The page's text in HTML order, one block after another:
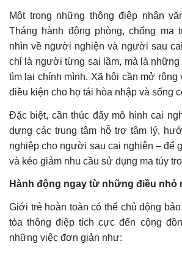
Một trong những thông điệp nhân
Tháng hành động phòng, chống ma
nhìn về người nghiện và người sau
chỉ là người từng sai lầm, mà là
tìm lại chính mình. Xã hội cần mở rộng
điều kiện cho họ tái hòa nhập và sống
Đặc biệt, cần thúc đẩy mô hình cai
dựng các trung tâm hỗ trợ tâm lý,
nghiệp cho người sau cai nghiện – để
và kéo giảm nhu cầu sử dụng ma túy
Hành động ngay từ những điều nhỏ
Giới trẻ hoàn toàn có thể chủ động
tỏa thông điệp tích cực đến cộng
những việc đơn giản như: